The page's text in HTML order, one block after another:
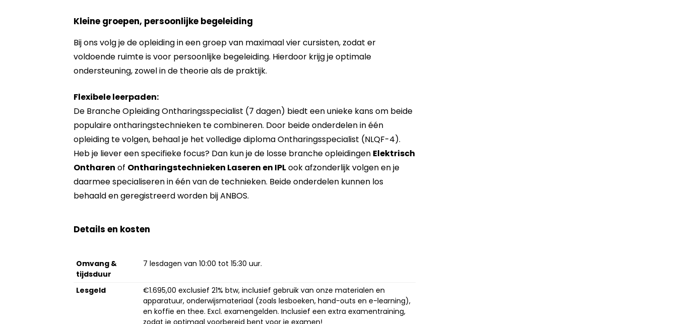
Kleine groepen, persoonlijke begeleiding
Bij ons volg je de opleiding in een groep van maximaal vier cursisten, zodat er
voldoende ruimte is voor persoonlijke begeleiding. Hierdoor krijg je optimale
ondersteuning, zowel in de theorie als de praktijk.
Flexibele leerpaden:
De Branche Opleiding Ontharingsspecialist (7 dagen) biedt een unieke kans om beide
populaire ontharingstechnieken te combineren. Door beide onderdelen in één
opleiding te volgen, behaal je het volledige diploma Ontharingsspecialist (NLQF-4).
Heb je liever een specifieke focus? Dan kun je de losse branche opleidingen Elektrisch
Ontharen of Ontharingstechnieken Laseren en IPLook afzonderlijk volgen en je
daarmee specialiseren in één van de technieken. Beide onderdelen kunnen los
behaald en geregistreerd worden bij ANBOS.
Details en kosten
Omvang &
tijdsduur
7 lesdagen van 10:00 tot 15:30 uur.
Lesgeld
€1.695,00 exclusief 21% btw, inclusief gebruik van onze materialen en
apparatuur, onderwijsmateriaal (zoals lesboeken, hand-outs en e-learning),
en koffie en thee. Excl. examengelden. Inclusief een extra examentraining,